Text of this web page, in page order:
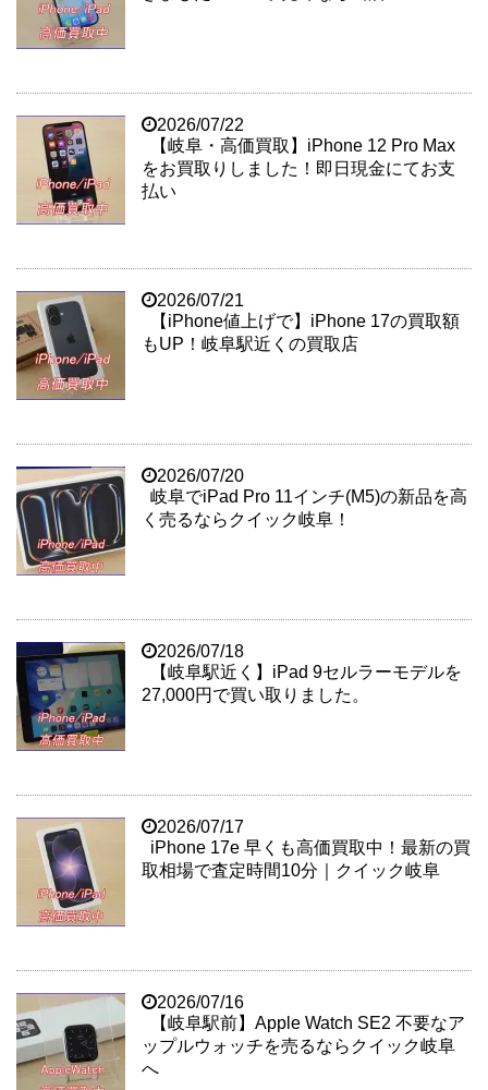
2026/07/22
【岐阜・高価買取】iPhone 12 Pro Max
をお買取りしました！即日現金にてお支
払い
2026/07/21
【iPhone値上げで】iPhone 17の買取額
もUP！岐阜駅近くの買取店
2026/07/20
岐阜でiPad Pro 11インチ(M5)の新品を高
く売るならクイック岐阜！
2026/07/18
【岐阜駅近く】iPad 9セルラーモデルを
27,000円で買い取りました。
2026/07/17
iPhone 17e 早くも高価買取中！最新の買
取相場で査定時間10分｜クイック岐阜
2026/07/16
【岐阜駅前】Apple Watch SE2 不要なア
ップルウォッチを売るならクイック岐阜
へ